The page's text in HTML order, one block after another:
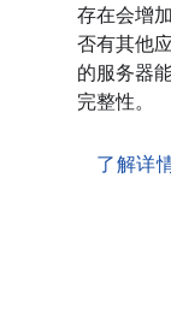
存在会增
否有其他
的服务器
完整性。
了解详